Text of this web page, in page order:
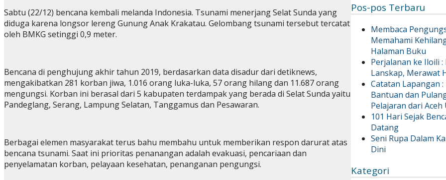
Pos-pos Terbaru
Membaca
Memahami
Halaman Buku
Perjalanan ke Iloili
Lanskap, Merawat
Catatan Lapangan
Bantuan dan
Pelajaran dari Aceh
101 Hari Sejak
Datang
Seni Rupa Dalam
Dini
Kategori
Sabtu (22/12) bencana kembali melanda Indonesia. Tsunami menerjang Selat Sunda yang
diduga karena longsor lereng Gunung Anak Krakatau. Gelombang tsunami tersebut tercatat
oleh BMKG setinggi 0,9 meter.
Bencana di penghujung akhir tahun 2019, berdasarkan data disadur dari detiknews,
mengakibatkan 281 korban jiwa, 1.016 orang luka-luka, 57 orang hilang dan 11.687 orang
mengungsi. Korban ini berasal dari 5 kabupaten terdampak yang berada di Selat Sunda yaitu
Pandeglang, Serang, Lampung Selatan, Tanggamus dan Pesawaran.
Berbagai elemen masyarakat terus bahu membahu untuk memberikan respon darurat atas
bencana tsunami. Saat ini prioritas penanangan adalah evakuasi, pencariaan dan
penyelamatan korban, pelayaan kesehatan, penanganan pengungsi.